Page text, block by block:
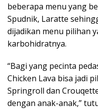
beberapa menu yang
Spudnik, Laratte
dijadikan menu pilihan
karbohidratnya.
“Bagi yang pecinta
Chicken Lava bisa jadi
Springroll dan
dengan anak-anak,”